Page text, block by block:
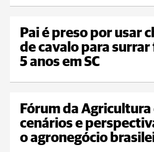
Pai é preso por usar
de cavalo para surrar
5 anos em SC
Fórum da
cenários e
o agronegócio